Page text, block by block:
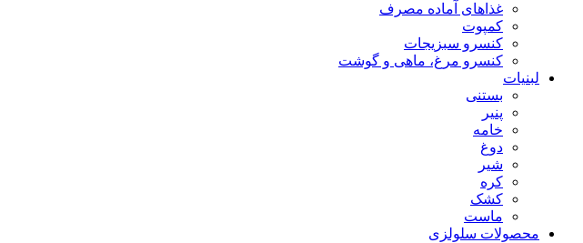
غذاهای آماده مصرف
کمپوت
کنسرو سبزیجات
کنسرو مرغ، ماهی و گوشت
لبنیات
بستنی
پنیر
خامه
دوغ
شیر
کره
کشک
ماست
محصولات سلولزی